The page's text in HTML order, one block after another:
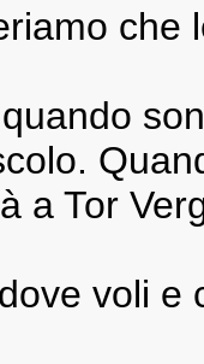
che
a Tor
voli e